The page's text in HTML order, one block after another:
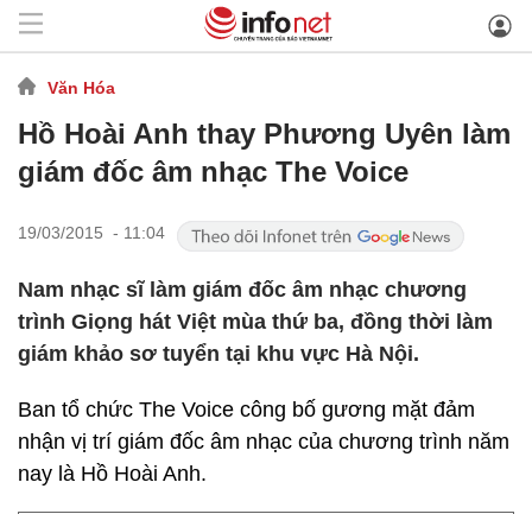
Văn Hóa
Hồ Hoài Anh thay Phương Uyên làm
giám đốc âm nhạc The Voice
19/03/2015 - 11:04
Nam nhạc sĩ làm giám đốc âm nhạc chương
trình Giọng hát Việt mùa thứ ba, đồng thời làm
giám khảo sơ tuyển tại khu vực Hà Nội.
Ban tổ chức The Voice công bố gương mặt đảm
nhận vị trí giám đốc âm nhạc của chương trình năm
nay là Hồ Hoài Anh.